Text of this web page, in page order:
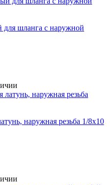
шланга с наружной
наружная резьба 1/8x10